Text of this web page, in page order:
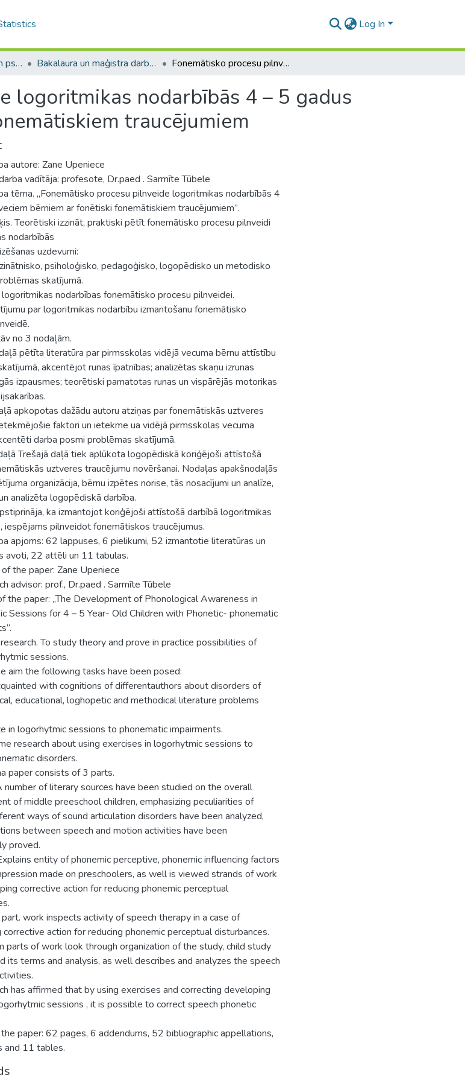
Log In
A -- Izglītības zinātņu un psiholoģijas fakultāte / Faculty of Education Sciences and Psychology Bakalaura un maģistra darbi (PPMF) / Bachelor's and Master's theses Fonemātisko procesu pilnveide logoritmikas nodarbībās 4 – 5 gadus veciem bērniem ar fonētiski fonemātiskiem traucējumiem
logoritmikas nodarbībās 4 – 5 gadus
traucējumiem
autore: Zane Upeniece
vadītāja: profesote, Dr.paed . Sarmīte Tūbele
tēma. „Fonemātisko procesu pilnveide logoritmikas nodarbībās 4
bērniem ar fonētiski fonemātiskiem traucējumiem”.
Teorētiski izzināt, praktiski pētīt fonemātisko procesu pilnveidi
nodarbībās
uzdevumi:
psiholoģisko, pedagoģisko, logopēdisko un metodisko
skatījumā.
nodarbības fonemātisko procesu pilnveidei.
par logoritmikas nodarbību izmantošanu fonemātisko
no 3 nodaļām.
pētīta literatūra par pirmsskolas vidējā vecuma bērnu attīstību
akcentējot runas īpatnības; analizētas skaņu izrunas
izpausmes; teorētiski pamatotas runas un vispārējās motorikas
apkopotas dažādu autoru atziņas par fonemātiskās uztveres
faktori un ietekme ua vidējā pirmsskolas vecuma
darba posmi problēmas skatījumā.
Trešajā daļā tiek aplūkota logopēdiskā koriģējoši attīstošā
uztveres traucējumu novēršanai. Nodaļas apakšnodaļās
organizācija, bērnu izpētes norise, tās nosacījumi un analīze,
analizēta logopēdiskā darbība.
ka izmantojot koriģējoši attīstošā darbībā logoritmikas
iespējams pilnveidot fonemātiskos traucējumus.
apjoms: 62 lappuses, 6 pielikumi, 52 izmantotie literatūras un
avoti, 22 attēli un 11 tabulas.
the paper: Zane Upeniece
advisor: prof., Dr.paed . Sarmīte Tūbele
the paper: „The Development of Phonological Awareness in
Sessions for 4 – 5 Year- Old Children with Phonetic- phonematic
To study theory and prove in practice possibilities of
sessions.
aim the following tasks have been posed:
with cognitions of differentauthors about disorders of
educational, loghopetic and methodical literature problems
in logorhytmic sessions to phonematic impairments.
research about using exercises in logorhytmic sessions to
disorders.
paper consists of 3 parts.
number of literary sources have been studied on the overall
of middle preeschool children, emphasizing peculiarities of
ways of sound articulation disorders have been analyzed,
between speech and motion activities have been
proved.
entity of phonemic perceptive, phonemic influencing factors
made on preschoolers, as well is viewed strands of work
corrective action for reducing phonemic perceptual
work inspects activity of speech therapy in a case of
action for reducing phonemic perceptual disturbances.
parts of work look through organization of the study, child study
its terms and analysis, as well describes and analyzes the speech
has affirmed that by using exercises and correcting developing
sessions , it is possible to correct speech phonetic
paper: 62 pages, 6 addendums, 52 bibliographic appellations,
and 11 tables.